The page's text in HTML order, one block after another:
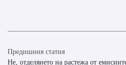
Предишния статия
Не, отделянето на растежа от